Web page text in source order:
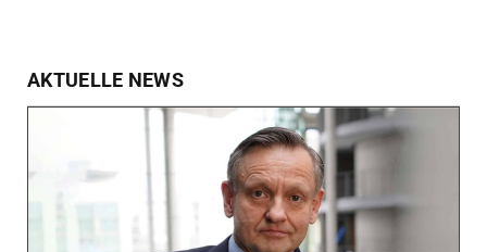
AKTUELLE NEWS